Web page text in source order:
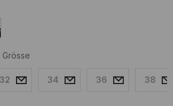
Grösse
32 34 36 38